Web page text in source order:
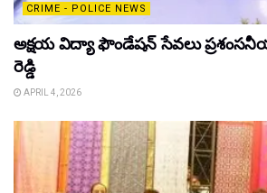
CRIME - POLICE NEWS
అక్షయ విద్యా ఫౌండేషన్ సేవలు
రెడ్డి
APRIL 4, 2026